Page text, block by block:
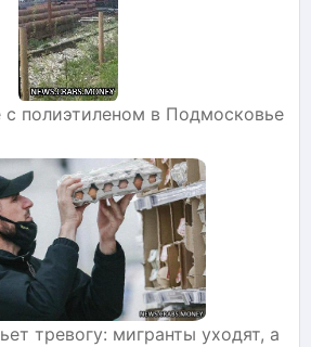
полиэтиленом в Подмосковье
тревогу: мигранты уходят, а